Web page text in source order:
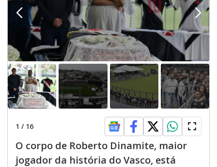
1 / 16
O corpo de Roberto Dinamite, maior
jogador da história do Vasco, está